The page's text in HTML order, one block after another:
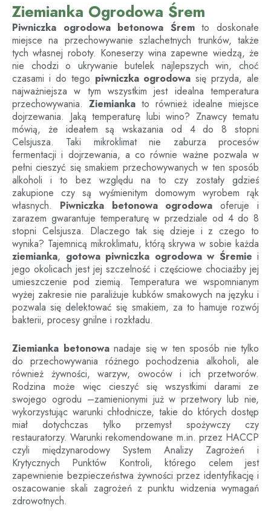
Ziemianka Ogrodowa Śrem
Piwniczka ogrodowa betonowa Śremto doskonałe
miejsce na przechowywanie szlachetnych trunków, także
tych własnej roboty. Koneserzy wina zapewne wiedzą, że
nie chodzi o ukrywanie butelek najlepszych win, choć
czasami i do tego piwniczka ogrodowa się przyda, ale
najważniejsza w tym wszystkim jest idealna temperatura
przechowywania. Ziemianka to również idealne miejsce
dojrzewania. Jaką temperaturę lubi wino? Znawcy tematu
mówią, że ideałem są wskazania od 4 do 8 stopni
Celsjusza. Taki mikroklimat nie zaburza procesów
fermentacji i dojrzewania, a co równie ważne pozwala w
pełni cieszyć się smakiem przechowywanych w ten sposób
alkoholi i to bez względu na to czy zostały gdzieś
zakupione czy są wyśmienitym domowym wyrobem rąk
własnych. Piwniczka betonowa ogrodowa oferuje i
zarazem gwarantuje temperaturę w przedziale od 4 do 8
stopni Celsjusza. Dlaczego tak się dzieje i z czego to
wynika? Tajemnicą mikroklimatu, którą skrywa w sobie każda
ziemianka, gotowa piwniczka ogrodowa w Śremie i
jego okolicach jest jej szczelność i częściowe chociażby jej
umieszczenie pod ziemią. Temperatura we wspomnianym
wyżej zakresie nie paraliżuje kubków smakowych na języku i
pozwala się delektować się smakiem, za to hamuje rozwój
bakterii, procesy gnilne i rozkładu.
Ziemianka betonowanadaje się w ten sposób nie tylko
do przechowywania różnego pochodzenia alkoholi, ale
również żywności, warzyw, owoców i ich przetworów.
Rodzina może więc cieszyć się wszystkimi darami ze
swojego ogrodu –zamienionymi już w przetwory lub nie,
wykorzystując warunki chłodnicze, takie do których dostęp
miał dotychczas tylko przemysł spożywczy czy
restauratorzy. Warunki rekomendowane m.in. przez HACCP
czyli międzynarodowy System Analizy Zagrożeń i
Krytycznych Punktów Kontroli, którego celem jest
zapewnienie bezpieczeństwa żywności przez identyfikację i
oszacowanie skali zagrożeń z punktu widzenia wymagań
zdrowotnych.